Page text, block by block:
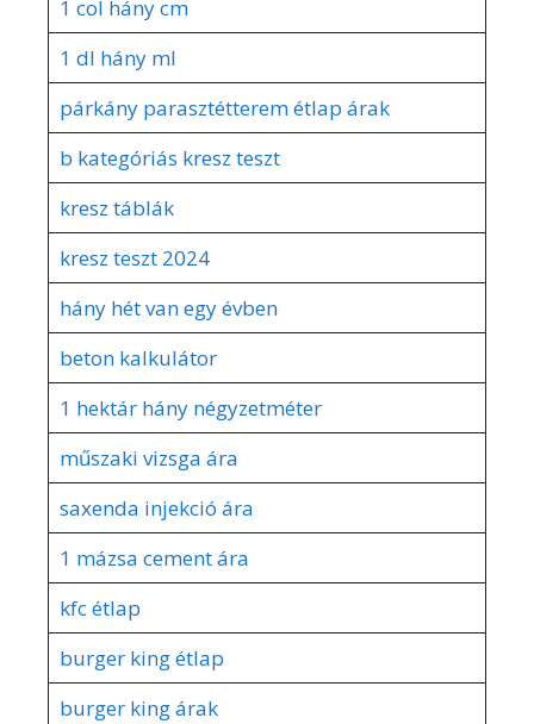
1 col hány cm
1 dl hány ml
párkány parasztétterem étlap árak
b kategóriás kresz teszt
kresz táblák
kresz teszt 2024
hány hét van egy évben
beton kalkulátor
1 hektár hány négyzetméter
műszaki vizsga ára
saxenda injekció ára
1 mázsa cement ára
kfc étlap
burger king étlap
burger king árak